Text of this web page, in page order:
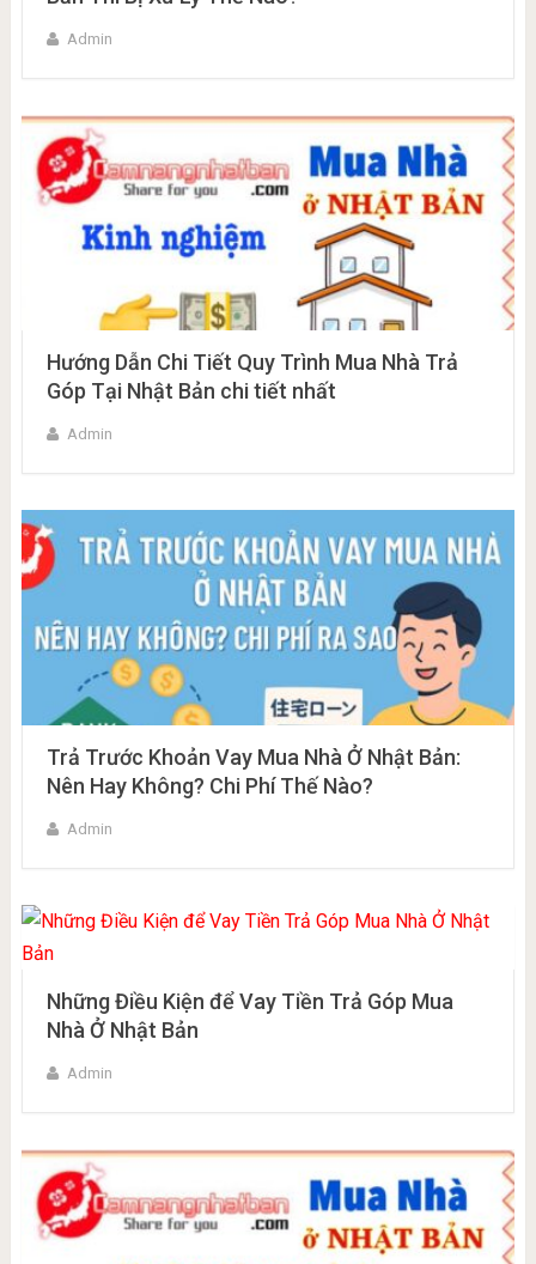
Admin
Hướng Dẫn Chi Tiết Quy Trình Mua Nhà Trả
Góp Tại Nhật Bản chi tiết nhất
Admin
Trả Trước Khoản Vay Mua Nhà Ở Nhật Bản:
Nên Hay Không? Chi Phí Thế Nào?
Admin
Những Điều Kiện để Vay Tiền Trả Góp Mua
Nhà Ở Nhật Bản
Admin